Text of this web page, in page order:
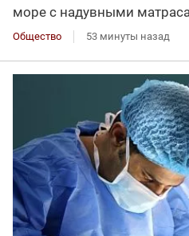
море с надувными
Общество 53 минуты назад